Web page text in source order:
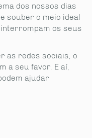
dos nossos dias
souber o meio ideal
os seus
as redes sociais, o
a seu favor. E aí,
ajudar